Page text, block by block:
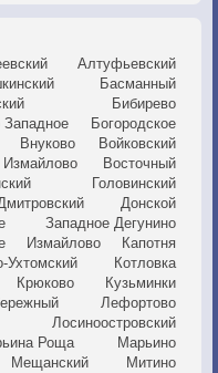
Алтуфьевский
Басманный
Бибирево
Богородское
Внуково
Войковский
Измайлово
Восточный
Головинский
Донской
Западное Дегунино
Измайлово
Капотня
Ухтомский
Котловка
Крюково
Кузьминки
Лефортово
Лосиноостровский
Роща
Марьино
Мещанский
Митино